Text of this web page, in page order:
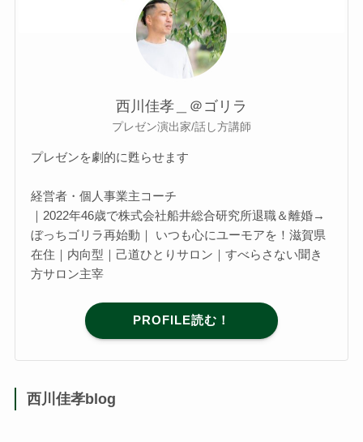
西川佳孝＿＠ゴリラ
プレゼン演出家/話し方講師
プレゼンを劇的に甦らせます
経営者・個人事業主コーチ
｜2022年46歳で株式会社船井総合研究所退職＆離婚→
ぼっちゴリラ再始動｜ いつも心にユーモアを！滋賀県
在住｜内向型｜己道ひとりサロン｜すべらさない聞き
方サロン主宰
PROFILE読む！
西川佳孝blog